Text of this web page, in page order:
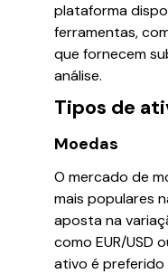
plataforma
ferramentas,
que fornecem
análise.
Tipos de
Moedas
O mercado de
mais populares
aposta na
como EUR/USD
ativo é